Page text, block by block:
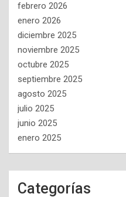
febrero 2026
enero 2026
diciembre 2025
noviembre 2025
octubre 2025
septiembre 2025
agosto 2025
julio 2025
junio 2025
enero 2025
Categorías